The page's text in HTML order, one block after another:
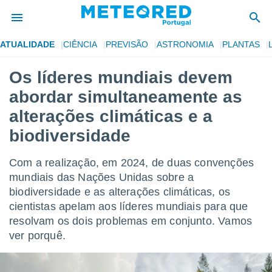
foi
para
as
fornecidas
a este
das
e
forma
digital
ATUALIDADE CIÊNCIA PREVISÃO ASTRONOMIA PLANTAS
Os líderes mundiais devem
abordar simultaneamente as
alterações climáticas e a
biodiversidade
Com a realização, em 2024, de duas convenções
mundiais das Nações Unidas sobre a
biodiversidade e as alterações climáticas, os
cientistas apelam aos líderes mundiais para que
resolvam os dois problemas em conjunto. Vamos
ver porquê.